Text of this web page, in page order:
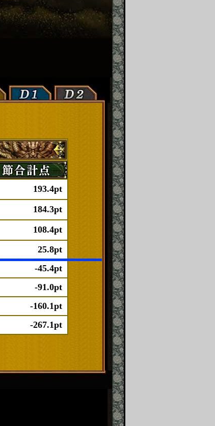
193.4pt
184.3pt
108.4pt
25.8pt
-45.4pt
-91.0pt
-160.1pt
-267.1pt